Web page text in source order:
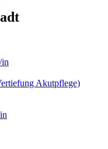
in
Akutpflege)